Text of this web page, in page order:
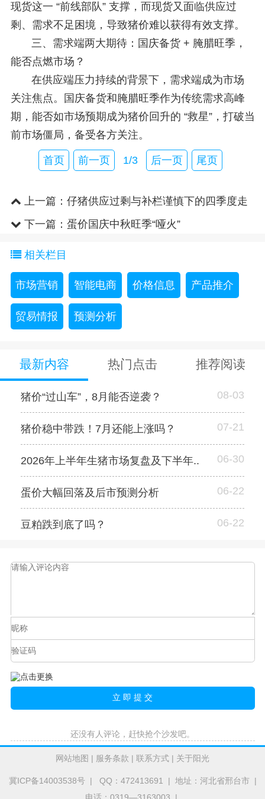
现货这一 “前线部队” 支撑，而现货又面临供应过
剩、需求不足困境，导致猪价难以获得有效支撑。
三、需求端两大期待：国庆备货 + 腌腊旺季，
能否点燃市场？
在供应端压力持续的背景下，需求端成为市场
关注焦点。国庆备货和腌腊旺季作为传统需求高峰
期，能否如市场预期成为猪价回升的 “救星”，打破当
前市场僵局，备受各方关注。
首页 前一页 1/3 后一页 尾页
上一篇： 仔猪供应过剩与补栏谨慎下的四季度走
势预判下一篇： 蛋价国庆中秋旺季“哑火”
相关栏目
市场营销 智能电商 价格信息 产品推介
贸易情报 预测分析
最新内容 热门点击 推荐阅读
猪价“过山车”，8月能否逆袭？ 08-03
猪价稳中带跌！7月还能上涨吗？ 07-21
2026年上半年生猪市场复盘及下半年.. 06-30
蛋价大幅回落及后市预测分析 06-22
豆粕跌到底了吗？ 06-22
还没有人评论，赶快抢个沙发吧。
网站地图 | 服务条款 | 联系方式 | 关于阳光
冀ICP备14003538号| QQ：472413691 | 地址：河北省邢台市 |
电话：0319—3163003 |